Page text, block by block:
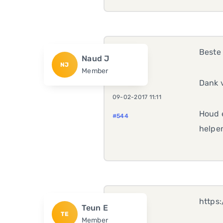
NJ
Naud J
Member
09-02-2017 11:11
#544
Beste
Dank
Houd
TE
Teun E
Member